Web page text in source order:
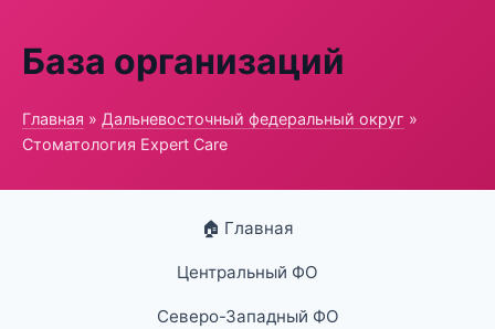
База организаций
Главная » Дальневосточный федеральный округ »
Стоматология Expert Care
🏠 Главная
Центральный ФО
Северо-Западный ФО